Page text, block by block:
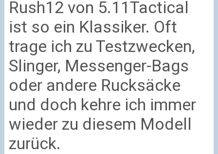
Rush12 von 5.11Tactical
ist so ein Klassiker. Oft
trage ich zu Testzwecken,
Slinger, Messenger-Bags
oder andere Rucksäcke
und doch kehre ich immer
wieder zu diesem Modell
zurück.